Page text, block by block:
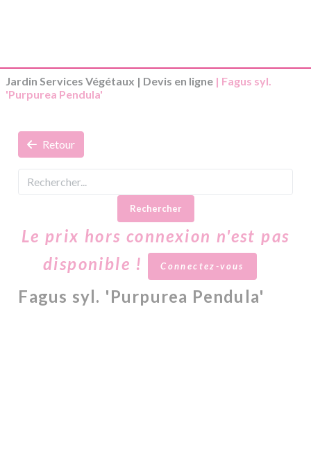
Jardin Services Végétaux | Devis en ligne | Fagus syl.
'Purpurea Pendula'
Retour
Rechercher
Le prix hors connexion n'est pas
disponible !
Connectez-vous
Fagus syl. 'Purpurea Pendula'